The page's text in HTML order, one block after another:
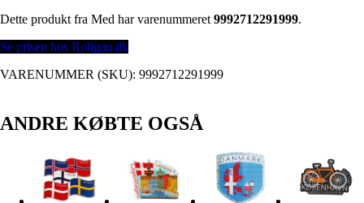
Dette produkt fra Med har varenummeret 9992712291999.
Se prisen hos Roligan.dk
VARENUMMER (SKU): 9992712291999
ANDRE KØBTE OGSÅ